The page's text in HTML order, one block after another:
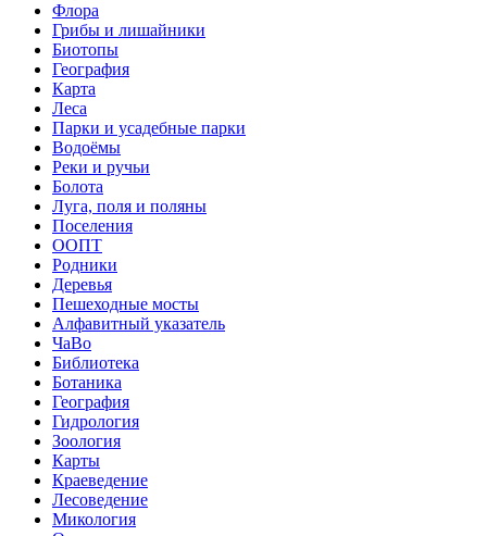
Флора
Грибы и лишайники
Биотопы
География
Карта
Леса
Парки и усадебные парки
Водоёмы
Реки и ручьи
Болота
Луга, поля и поляны
Поселения
ООПТ
Родники
Деревья
Пешеходные мосты
Алфавитный указатель
ЧаВо
Библиотека
Ботаника
География
Гидрология
Зоология
Карты
Краеведение
Лесоведение
Микология